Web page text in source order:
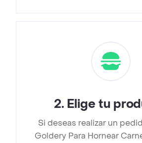
2. Elige tu
Si deseas realizar un
Goldery Para Hornear